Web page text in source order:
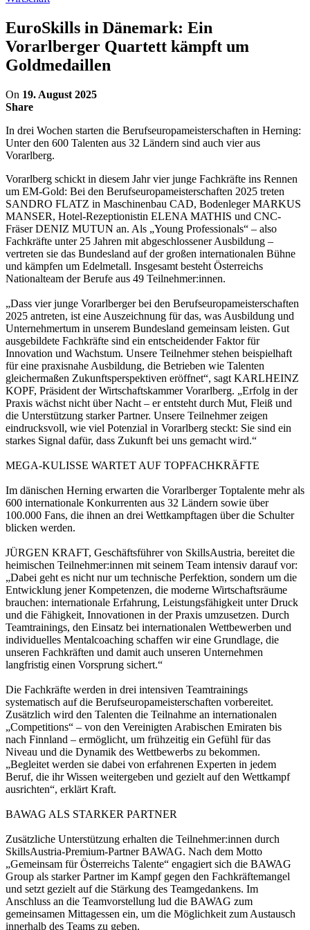
EuroSkills in Dänemark: Ein
Vorarlberger Quartett kämpft um
Goldmedaillen
On 19. August 2025
Share
In drei Wochen starten die Berufseuropameisterschaften in Herning:
Unter den 600 Talenten aus 32 Ländern sind auch vier aus
Vorarlberg.
Vorarlberg schickt in diesem Jahr vier junge Fachkräfte ins Rennen
um EM-Gold: Bei den Berufseuropameisterschaften 2025 treten
SANDRO FLATZ in Maschinenbau CAD, Bodenleger MARKUS
MANSER, Hotel-Rezeptionistin ELENA MATHIS und CNC-
Fräser DENIZ MUTUN an. Als „Young Professionals“ – also
Fachkräfte unter 25 Jahren mit abgeschlossener Ausbildung –
vertreten sie das Bundesland auf der großen internationalen Bühne
und kämpfen um Edelmetall. Insgesamt besteht Österreichs
Nationalteam der Berufe aus 49 Teilnehmer:innen.
„Dass vier junge Vorarlberger bei den Berufseuropameisterschaften
2025 antreten, ist eine Auszeichnung für das, was Ausbildung und
Unternehmertum in unserem Bundesland gemeinsam leisten. Gut
ausgebildete Fachkräfte sind ein entscheidender Faktor für
Innovation und Wachstum. Unsere Teilnehmer stehen beispielhaft
für eine praxisnahe Ausbildung, die Betrieben wie Talenten
gleichermaßen Zukunftsperspektiven eröffnet“, sagt KARLHEINZ
KOPF, Präsident der Wirtschaftskammer Vorarlberg. „Erfolg in der
Praxis wächst nicht über Nacht – er entsteht durch Mut, Fleiß und
die Unterstützung starker Partner. Unsere Teilnehmer zeigen
eindrucksvoll, wie viel Potenzial in Vorarlberg steckt: Sie sind ein
starkes Signal dafür, dass Zukunft bei uns gemacht wird.“
MEGA-KULISSE WARTET AUF TOPFACHKRÄFTE
Im dänischen Herning erwarten die Vorarlberger Toptalente mehr als
600 internationale Konkurrenten aus 32 Ländern sowie über
100.000 Fans, die ihnen an drei Wettkampftagen über die Schulter
blicken werden.
JÜRGEN KRAFT, Geschäftsführer von SkillsAustria, bereitet die
heimischen Teilnehmer:innen mit seinem Team intensiv darauf vor:
„Dabei geht es nicht nur um technische Perfektion, sondern um die
Entwicklung jener Kompetenzen, die moderne Wirtschaftsräume
brauchen: internationale Erfahrung, Leistungsfähigkeit unter Druck
und die Fähigkeit, Innovationen in der Praxis umzusetzen. Durch
Teamtrainings, den Einsatz bei internationalen Wettbewerben und
individuelles Mentalcoaching schaffen wir eine Grundlage, die
unseren Fachkräften und damit auch unseren Unternehmen
langfristig einen Vorsprung sichert.“
Die Fachkräfte werden in drei intensiven Teamtrainings
systematisch auf die Berufseuropameisterschaften vorbereitet.
Zusätzlich wird den Talenten die Teilnahme an internationalen
„Competitions“ – von den Vereinigten Arabischen Emiraten bis
nach Finnland – ermöglicht, um frühzeitig ein Gefühl für das
Niveau und die Dynamik des Wettbewerbs zu bekommen.
„Begleitet werden sie dabei von erfahrenen Experten in jedem
Beruf, die ihr Wissen weitergeben und gezielt auf den Wettkampf
ausrichten“, erklärt Kraft.
BAWAG ALS STARKER PARTNER
Zusätzliche Unterstützung erhalten die Teilnehmer:innen durch
SkillsAustria-Premium-Partner BAWAG. Nach dem Motto
„Gemeinsam für Österreichs Talente“ engagiert sich die BAWAG
Group als starker Partner im Kampf gegen den Fachkräftemangel
und setzt gezielt auf die Stärkung des Teamgedankens. Im
Anschluss an die Teamvorstellung lud die BAWAG zum
gemeinsamen Mittagessen ein, um die Möglichkeit zum Austausch
innerhalb des Teams zu geben.